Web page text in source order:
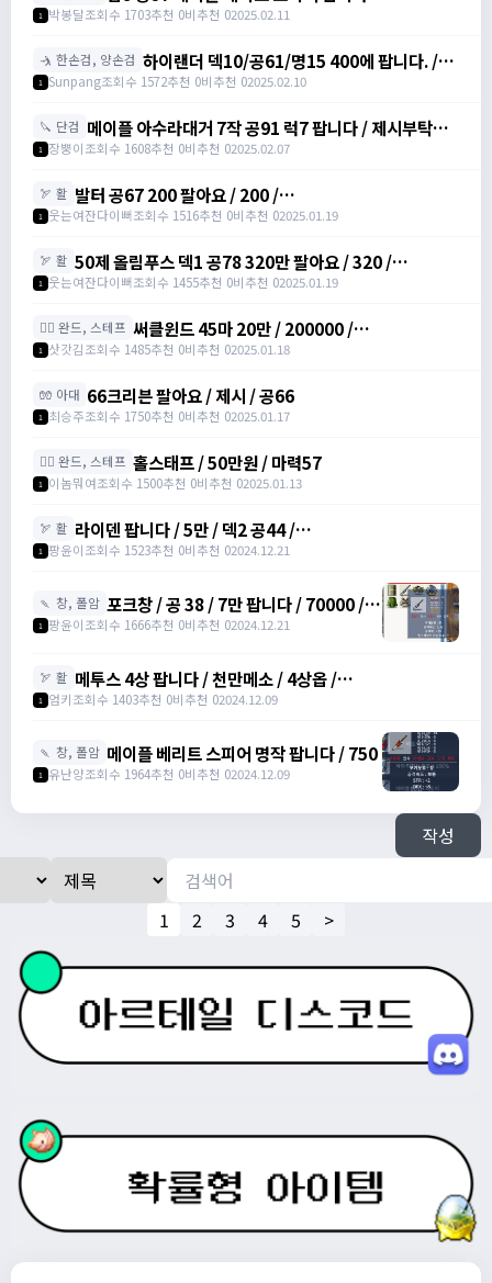
https://open.kakao.com/o/gZBfyJ6f /
1 박봉달조회수 1703추천 0비추천 02025.02.11
🤺 한손검, 양손검 하이랜더 덱10/공61/명15 400에 팝니다. /
4000000
1 Sunpang조회수 1572추천 0비추천 02025.02.10
🔪 단검 메이플 아수라대거 7작 공91 럭7 팝니다 / 제시부탁드
려요 / 아수라대거
1 장뿡이조회수 1608추천 0비추천 02025.02.07
🏹 활 발터 공67 200 팔아요 / 200 /
https://open.kakao.com/o/sudvnjbh
1 웃는여잔다이뻐조회수 1516추천 0비추천 02025.01.19
🏹 활 50제 올림푸스 덱1 공78 320만 팔아요 / 320 /
https://open.kakao.com/o/sudvnjbh
1 웃는여잔다이뻐조회수 1455추천 0비추천 02025.01.19
🧙‍♀️ 완드, 스테프 써클윈드 45마 20만 / 200000 /
https://open.kakao.com/o/sqsdWdbh
1 삿갓김조회수 1485추천 0비추천 02025.01.18
🧤 아대 66크리븐 팔아요 / 제시 / 공66
1 최승주조회수 1750추천 0비추천 02025.01.17
🧙‍♀️ 완드, 스테프 홀스태프 / 50만원 / 마력57
1 이놈뭐여조회수 1500추천 0비추천 02025.01.13
🏹 활 라이덴 팝니다 / 5만 / 덱2 공44 /
https://open.kakao.com/o/szTBqf6g
1 팡윤이조회수 1523추천 0비추천 02024.12.21
🍡 창, 폴암 포크창 / 공 38 / 7만 팝니다 / 70000 /
포크 창 /
https://open.kakao.com/o/szTBqf6g
1 팡윤이조회수 1666추천 0비추천 02024.12.21
🏹 활 메투스 4상 팝니다 / 천만메소 / 4상옵 /
https://open.kakao.com/o/srDmv3Wf
1 엄키조회수 1403추천 0비추천 02024.12.09
🍡 창, 폴암 메이플 베리트 스피어 명작 팝니다 / 750
1 유난양조회수 1964추천 0비추천 02024.12.09
작성
1 2 3 4 5 >